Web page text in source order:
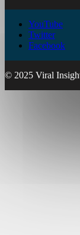
YouTube
Twitter
Facebook
© 2025 Viral